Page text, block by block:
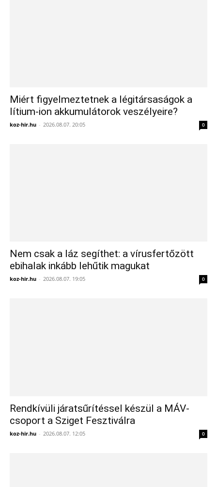
Miért figyelmeztetnek a légitársaságok a
lítium-ion akkumulátorok veszélyeire?
koz-hir.hu - 2026.08.07. 20:05 0
Nem csak a láz segíthet: a vírusfertőzött
ebihalak inkább lehűtik magukat
koz-hir.hu - 2026.08.07. 19:05 0
Rendkívüli járatsűrítéssel készül a MÁV-
csoport a Sziget Fesztiválra
koz-hir.hu - 2026.08.07. 12:05 0